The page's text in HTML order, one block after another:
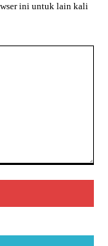
ini untuk lain kali